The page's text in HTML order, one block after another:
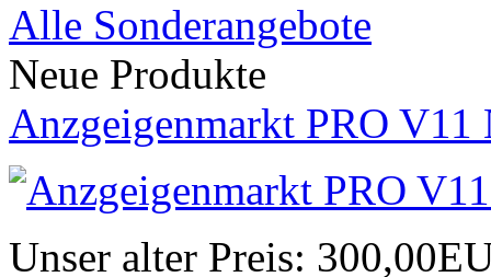
Alle Sonderangebote
Neue Produkte
Anzgeigenmarkt PRO V11
Unser alter Preis: